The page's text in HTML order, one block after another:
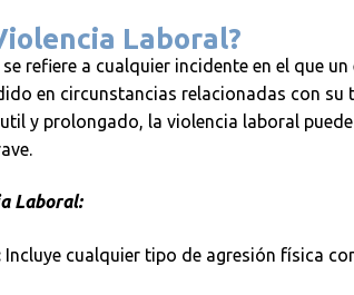
Laboral?
refiere a cualquier incidente en el que
en circunstancias relacionadas con su
y prolongado, la violencia laboral
Laboral:
Incluye cualquier tipo de agresión física